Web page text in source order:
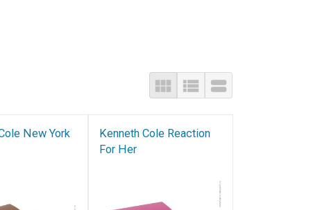
New York
Kenneth Cole Reaction
For Her